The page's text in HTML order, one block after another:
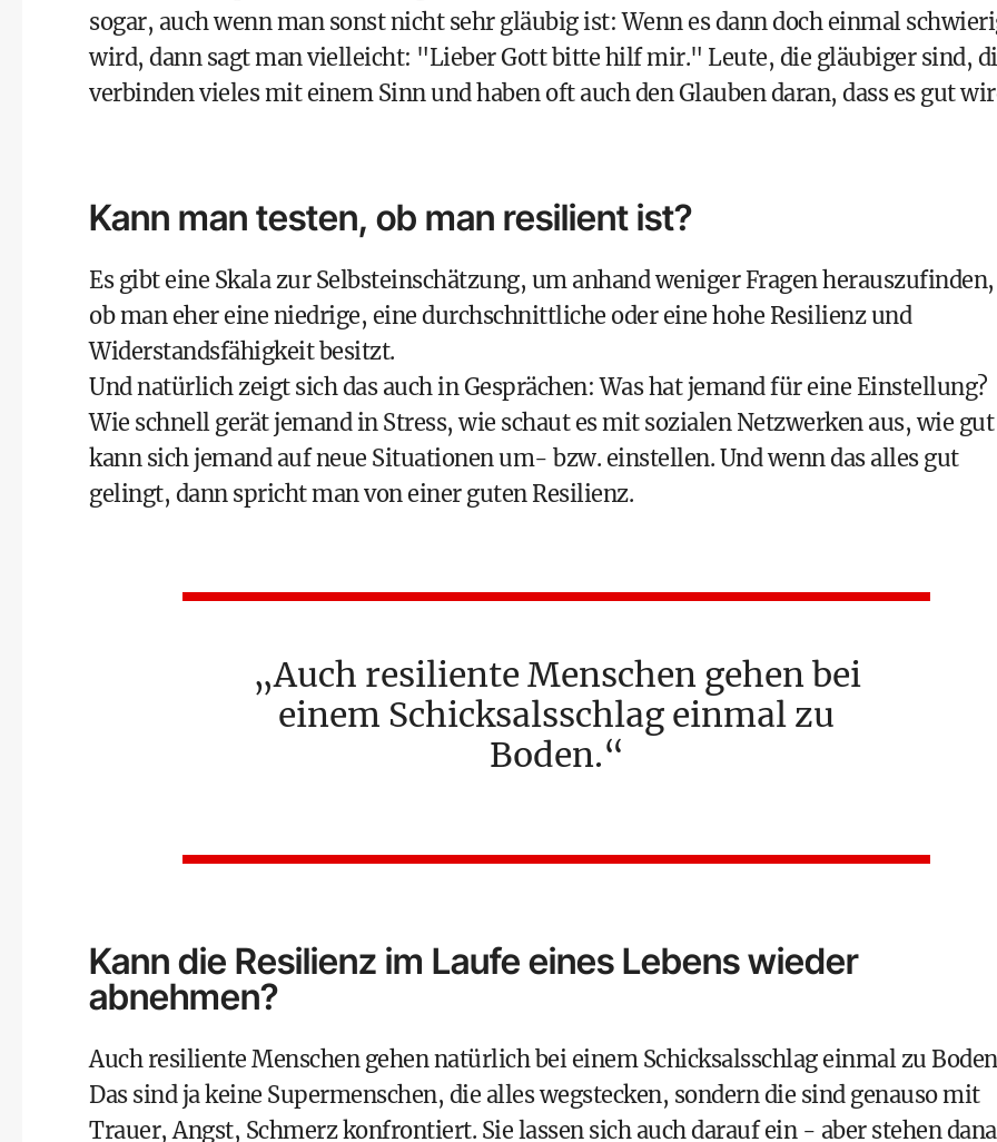
sogar, auch wenn man sonst nicht sehr gläubig ist: Wenn es dann doch einmal
wird, dann sagt man vielleicht: "Lieber Gott bitte hilf mir." Leute, die gläubiger sind,
verbinden vieles mit einem Sinn und haben oft auch den Glauben daran, dass es gut
Kann man testen, ob man resilient ist?
Es gibt eine Skala zur Selbsteinschätzung, um anhand weniger Fragen herauszufinden,
ob man eher eine niedrige, eine durchschnittliche oder eine hohe Resilienz und
Widerstandsfähigkeit besitzt.
Und natürlich zeigt sich das auch in Gesprächen: Was hat jemand für eine Einstellung?
Wie schnell gerät jemand in Stress, wie schaut es mit sozialen Netzwerken aus, wie gut
kann sich jemand auf neue Situationen um- bzw. einstellen. Und wenn das alles gut
gelingt, dann spricht man von einer guten Resilienz.
Auch resiliente Menschen gehen bei
einem Schicksalsschlag einmal zu
Boden.
Kann die Resilienz im Laufe eines Lebens wieder
abnehmen?
Auch resiliente Menschen gehen natürlich bei einem Schicksalsschlag einmal zu
Das sind ja keine Supermenschen, die alles wegstecken, sondern die sind genauso mit
Trauer,Angst, Schmerz konfrontiert. Sie lassen sich auch darauf ein - aber stehen